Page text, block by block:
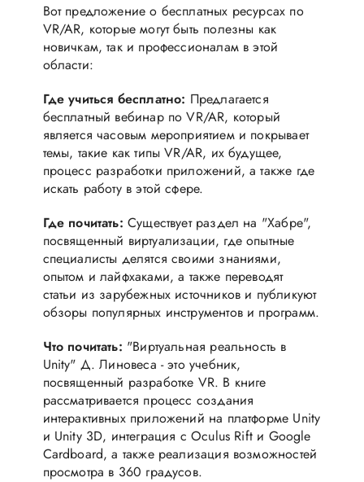
Вот предложение о бесплатных ресурсах по
VR/AR, которые могут быть полезны как
новичкам, так и профессионалам в этой
области:
Где учиться бесплатно: Предлагается
бесплатный вебинар по VR/AR, который
является часовым мероприятием и покрывает
темы, такие как типы VR/AR, их будущее,
процесс разработки приложений, а также где
искать работу в этой сфере.
Где почитать: Существует раздел на "Хабре",
посвященный виртуализации, где опытные
специалисты делятся своими знаниями,
опытом и лайфхаками, а также переводят
статьи из зарубежных источников и публикуют
обзоры популярных инструментов и программ.
Что почитать: "Виртуальная реальность в
Unity" Д. Линовеса - это учебник,
посвященный разработке VR. В книге
рассматривается процесс создания
интерактивных приложений на платформе Unity
и Unity 3D, интеграция с Oculus Rift и Google
Cardboard, а также реализация возможностей
просмотра в 360 градусов.